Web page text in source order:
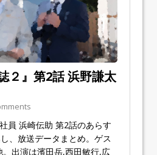
２』第2話 浜野謙太
員 浜崎伝助 第2話のあらす
、放送データまとめ。ゲス
。出演は濱田岳,西田敏行,広